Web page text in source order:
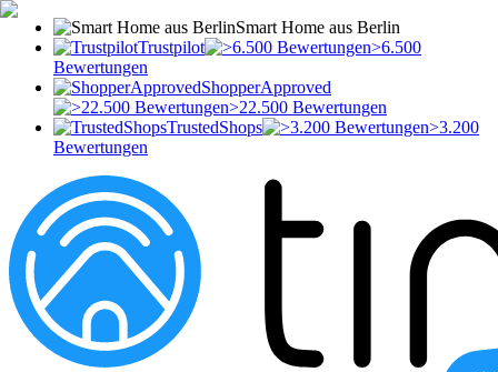
Smart Home aus Berlin
Trustpilot
>6.500
Bewertungen
ShopperApproved
>22.500 Bewertungen
TrustedShops
>3.200
Bewertungen